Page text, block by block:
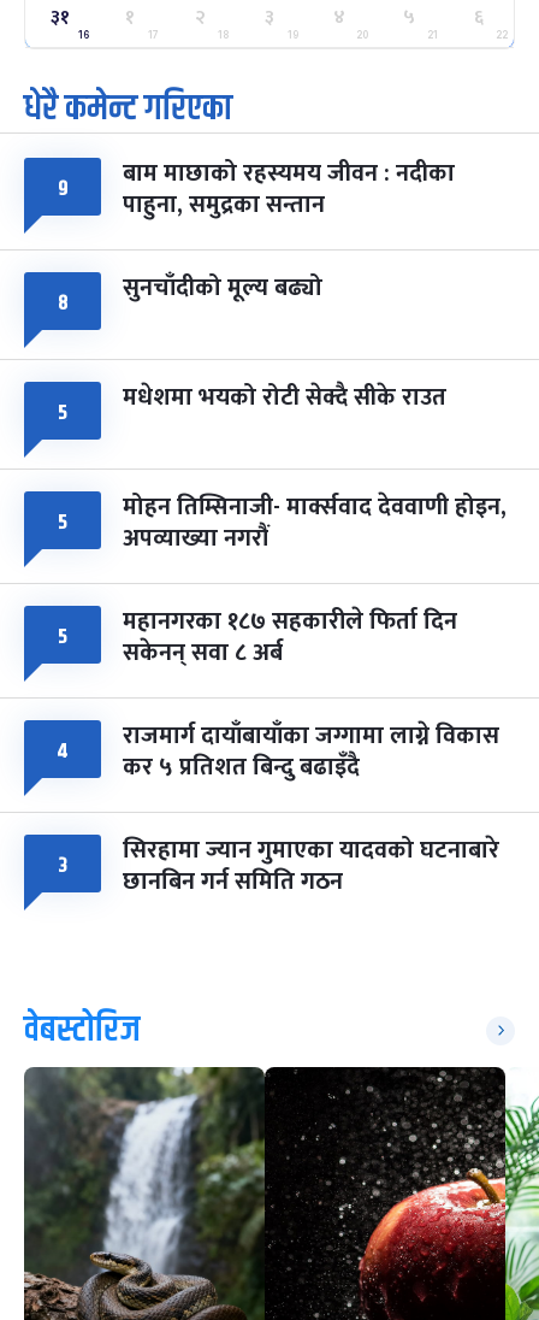
२५
मंगल
ग्याल्पो ल्होसार
फाल्गुन २५, २०८३ Mar 9, 2027
७ महिना बाँकी
७
आइत
पूर्णिमा व्रत
चैत्र ७, २०८३-Mar 21, 2027
८ फागुपूर्णिमा
चैत्र ८, २०८३-Mar 22, 2027
७ महिना बाँकी
३१
16
१
17
२
18
३
19
४
20
५
21
६
22
धेरै कमेन्ट गरिएका
९ बाम माछाको रहस्यमय जीवन : नदीका
पाहुना, समुद्रका सन्तान
८ सुनचाँदीको मूल्य बढ्यो
५ मधेशमा भयको रोटी सेक्दै सीके राउत
५ मोहन तिम्सिनाजी- मार्क्सवाद देववाणी होइन,
अपव्याख्या नगरौं
५ महानगरका १८७ सहकारीले फिर्ता दिन
सकेनन् सवा ८ अर्ब
४ राजमार्ग दायाँबायाँका जग्गामा लाग्ने विकास
कर ५ प्रतिशत बिन्दु बढाइँदै
३ सिरहामा ज्यान गुमाएका यादवको घटनाबारे
छानबिन गर्न समिति गठन
वेबस्टोरिज